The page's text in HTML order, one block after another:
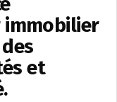
immobilier
et